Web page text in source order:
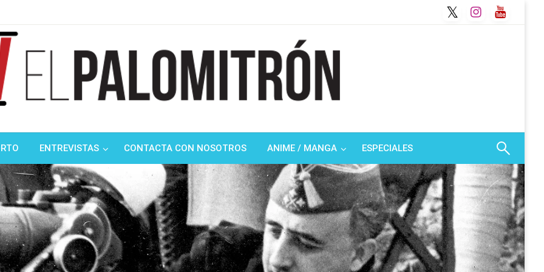
ENTREVISTAS CONTACTA CON NOSOTROS ANIME / MANGA ESPECIALES